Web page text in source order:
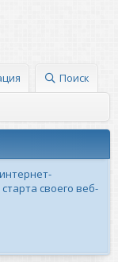
Поиск
своего веб-